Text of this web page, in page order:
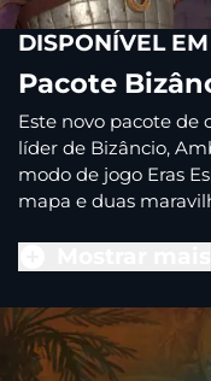
DISPONÍVEL
Pacote
Este novo pacote de
líder de Bizâncio,
modo de jogo Eras
mapa e duas